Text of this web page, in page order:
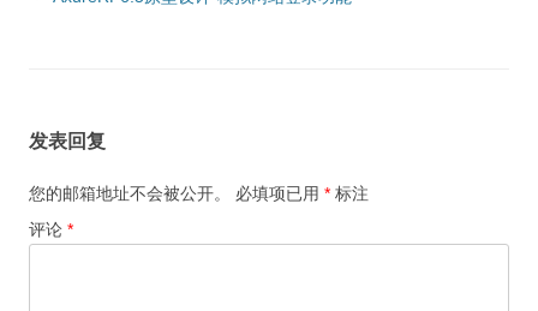
发表回复
您的邮箱地址不会被公开。 必填项已用 * 标注
评论 *